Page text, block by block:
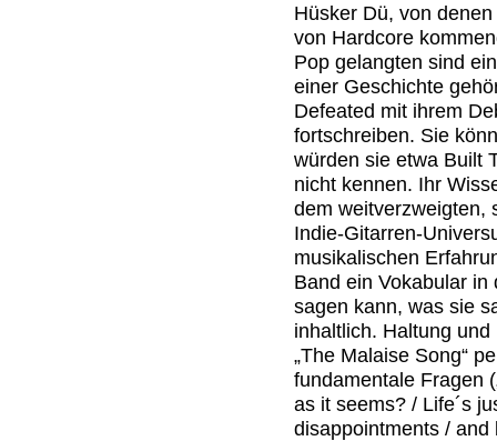
Hüsker Dü, von
von Hardcore
Pop gelangten sind
einer Geschichte
Defeated mit ihrem
fortschreiben. Sie
würden sie etwa Built
nicht kennen. Ihr
dem weitverzweigten,
Indie-Gitarren-
musikalischen
Band ein Vokabular
sagen kann, was sie
inhaltlich. Haltung
„The Malaise Song“
fundamentale Fragen
as it seems? / Life´s
disappointments / and